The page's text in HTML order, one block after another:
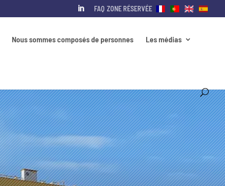
FAQ ZONE RÉSERVÉE
Nous sommes composés de personnes Les médias